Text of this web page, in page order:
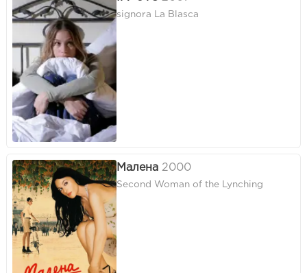
signora La Blasca
Малена 2000
Second Woman of the Lynching